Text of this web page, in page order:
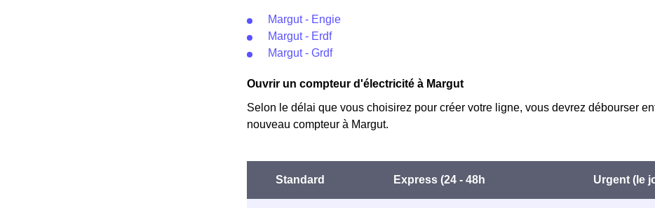
Margut - Engie
Margut - Erdf
Margut - Grdf
Ouvrir un compteur d'électricité à Margut
Selon le délai que vous choisirez pour créer votre ligne, vous devrez débourser
nouveau compteur à Margut.